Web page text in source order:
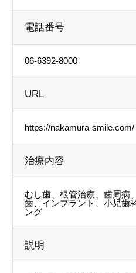
電話番号
06-6392-8000
URL
https://nakamura-smile.com/
治療内容
むし歯、根管治療、歯周病
歯、インプラント、小児歯
ング
説明